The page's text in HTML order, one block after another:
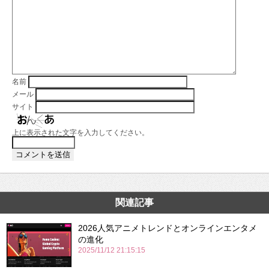
名前
メール
サイト
上に表示された文字を入力してください。
関連記事
2026人気アニメトレンドとオンラインエンタメ
の進化
2025/11/12 21:15:15